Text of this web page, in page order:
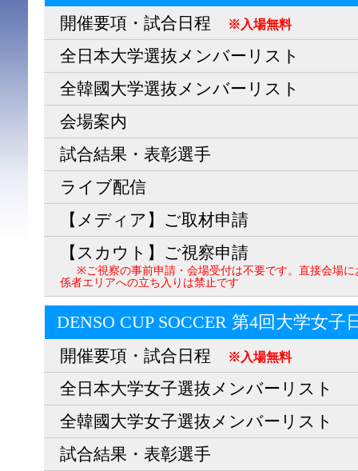
開催要項・試合日程 ※入場無料
全日本大学選抜メンバーリスト
全韓國大学選抜メンバーリスト
会場案内
試合結果・表彰選手
ライブ配信
【メディア】ご取材申請
【スカウト】ご視察申請
※ご視察の事前申請・会場受付は不要です。直接会場
係者エリアへの立ち入りは禁止です
DENSO CUP SOCCER 第4回大学女子
開催要項・試合日程 ※入場無料
全日本大学女子選抜メンバーリスト
全韓國大学女子選抜メンバーリスト
試合結果・表彰選手